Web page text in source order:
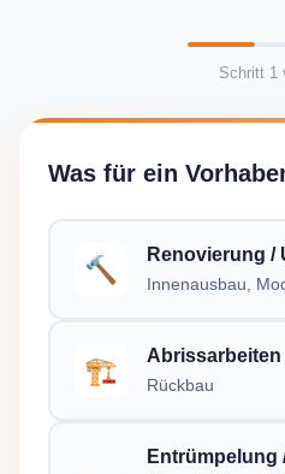
Schritt 1
Was für ein
🔨 Renovierung /
Innenausbau,
🏗️ Abrissarbeiten
Rückbau
Entrümpelung